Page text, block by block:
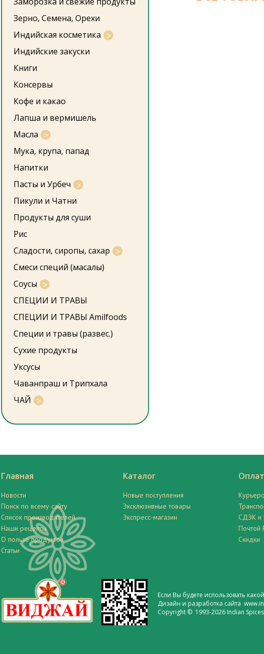
Зерно, Семена, Орехи
Индийская косметика
Индийские закуски
Книги
Консервы
Кофе и какао
Лапша и вермишель
Масла
Мука, крупа, папад
Напитки
Пасты и Урбеч
Пикули и Чатни
Продукты для суши
Рис
Сладости, сиропы, сахар
Смеси специй (масалы)
Соусы
СПЕЦИИ И ТРАВЫ
СПЕЦИИ И ТРАВЫ Amilfoods
Специи и травы (развес.)
Сухие продукты
Уксусы
Чаванпраш и Трипхала
ЧАЙ
Главная
Новости
Поиск по всему сайту
Список производителей
Наши рецепты
О пользе продуктов
Статьи
Каталог
Новые поступления
Эксклюзивные товары
Экспресс-магазин
СДЭК и
Почтой
Скидки
Если Вы будете использовать
Дизайн и разработка сайта
Copyright © 1993-2026 Indian Spices